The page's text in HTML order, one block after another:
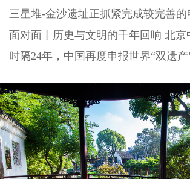
三星堆-金沙遗址正抓紧完成较完善的
面对面丨历史与文明的千年回响 北京
时隔24年，中国再度申报世界“双遗产